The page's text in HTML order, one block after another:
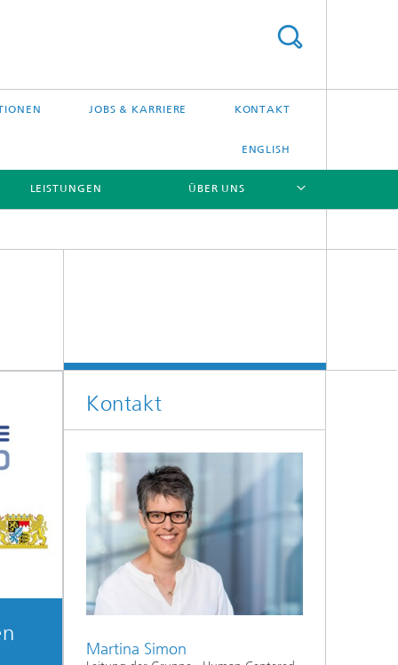
JOBS & KARRIERE KONTAKT
ENGLISH
LEISTUNGEN ÜBER UNS
Kontakt
Martina Simon